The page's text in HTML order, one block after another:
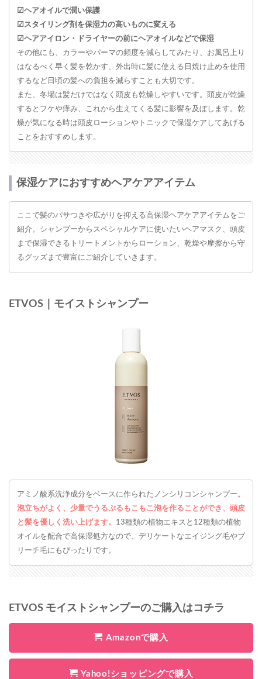
☑︎ヘアオイルで潤い保護
☑︎スタイリング剤を保湿力の高いものに変える
☑︎ヘアアイロン・ドライヤーの前にヘアオイルなどで保湿
その他にも、カラーやパーマの頻度を減らしてみたり、お風呂上り
はなるべく早く髪を乾かす、外出時に髪に使える日焼け止めを使用
するなど日頃の髪への負担を減らすことも大切です。
また、冬場は髪だけではなく頭皮も乾燥しやすいです。頭皮が乾燥
するとフケや痒み、これから生えてくる髪に影響を及ぼします。乾
燥が気になる時は頭皮ローションやトニックで保湿ケアしてあげる
ことをおすすめします。
保湿ケアにおすすめヘアケアアイテム
ここで髪のパサつきや広がりを抑える高保湿ヘアケアアイテムをご
紹介。シャンプーからスペシャルケアに使いたいヘアマスク、頭皮
まで保湿できるトリートメントからローション、乾燥や摩擦から守
るグッズまで豊富にご紹介していきます。
ETVOS｜モイストシャンプー
アミノ酸系洗浄成分をベースに作られたノンシリコンシャンプー。
泡立ちがよく、少量でうるぷるもこもこ泡を作ることができ、頭皮
と髪を優しく洗い上げます。
13種類の植物エキスと12種類の植物
オイルを配合で高保湿処方なので、デリケートなエイジング毛やブ
リーチ毛にもぴったりです。
ETVOS モイストシャンプーのご購入はコチラ
Amazonで購入
Yahoo!ショッピングで購入